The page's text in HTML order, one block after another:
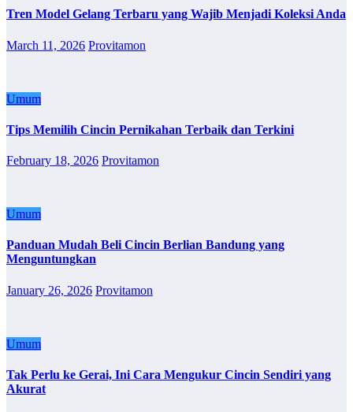
Tren Model Gelang Terbaru yang Wajib Menjadi Koleksi Anda
March 11, 2026 Provitamon
Umum
Tips Memilih Cincin Pernikahan Terbaik dan Terkini
February 18, 2026 Provitamon
Umum
Panduan Mudah Beli Cincin Berlian Bandung yang
Menguntungkan
January 26, 2026 Provitamon
Umum
Tak Perlu ke Gerai, Ini Cara Mengukur Cincin Sendiri yang
Akurat